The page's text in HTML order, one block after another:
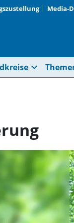
Media-
expand_more